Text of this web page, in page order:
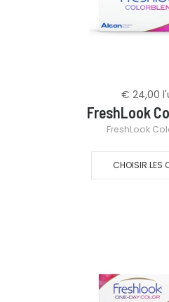
€ 24,00
FreshLook
FreshLook
CHOISIR LES